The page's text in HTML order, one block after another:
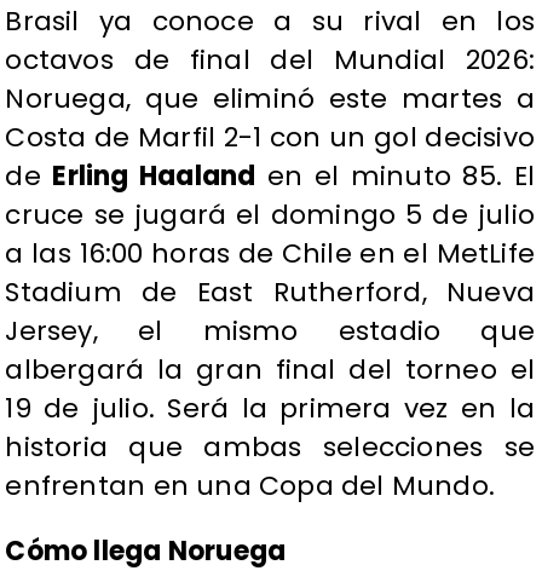
Brasil ya conoce a su rival en los
octavos de final del Mundial 2026:
Noruega, que eliminó este martes a
Costa de Marfil 2-1 con un gol decisivo
de Erling Haaland en el minuto 85. El
cruce se jugará el domingo 5 de julio
a las 16:00 horas de Chile en el MetLife
Stadium de East Rutherford, Nueva
Jersey, el mismo estadio que
albergará la gran final del torneo el
19 de julio. Será la primera vez en la
historia que ambas selecciones se
enfrentan en una Copa del Mundo.
Cómo llega Noruega